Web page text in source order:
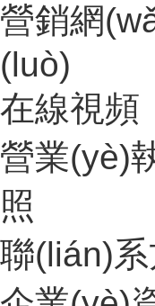
營銷網
(luò)
在線視頻
營業(yè)
照
聯(lián)